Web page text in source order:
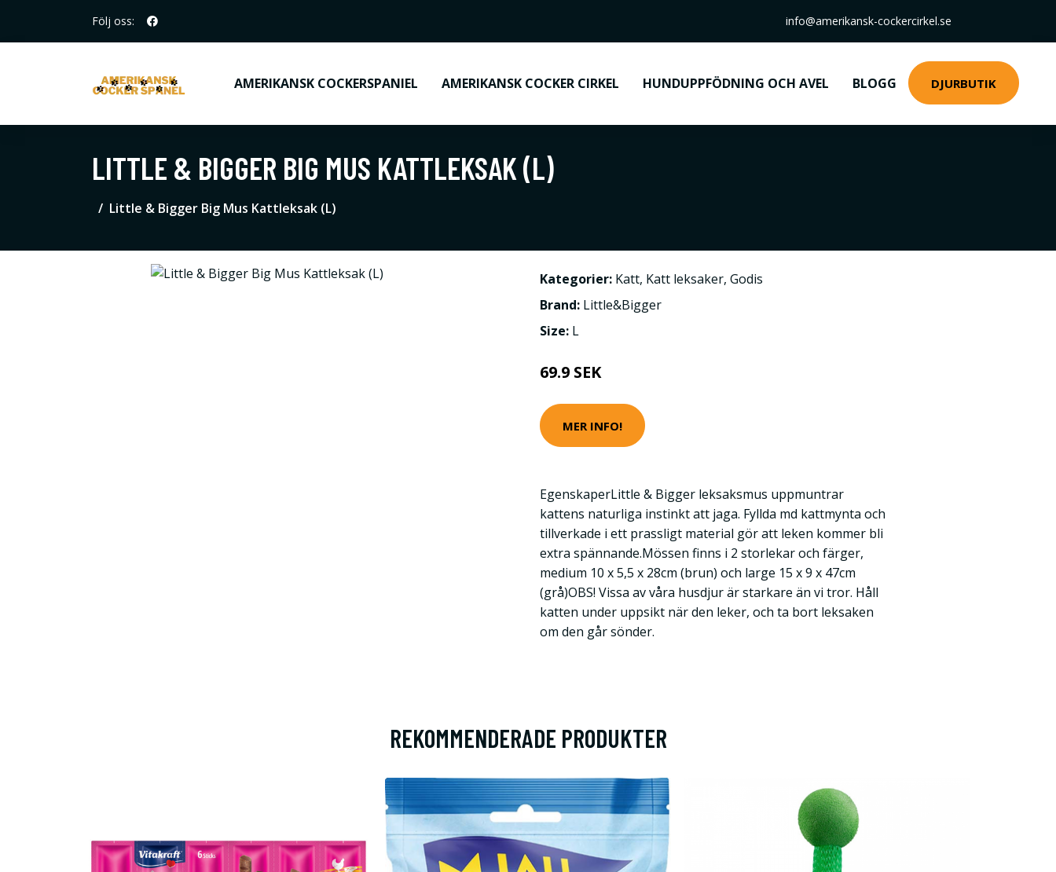
Följ oss: info@amerikansk-cockercirkel.se
AMERIKANSK COCKERSPANIEL AMERIKANSK COCKER CIRKEL HUNDUPPFÖDNING OCH AVEL BLOGG DJURBUTIK
LITTLE & BIGGER BIG MUS KATTLEKSAK (L)
Little & Bigger Big Mus Kattleksak (L)
Kategorier: Katt, Katt leksaker, Godis
Brand: Little&Bigger
Size: L
69.9 SEK
MER INFO!
EgenskaperLittle & Bigger leksaksmus uppmuntrar
kattens naturliga instinkt att jaga. Fyllda md kattmynta och
tillverkade i ett prassligt material gör att leken kommer bli
extra spännande.Mössen finns i 2 storlekar och färger,
medium 10 x 5,5 x 28cm (brun) och large 15 x 9 x 47cm
(grå)OBS! Vissa av våra husdjur är starkare än vi tror. Håll
katten under uppsikt när den leker, och ta bort leksaken
om den går sönder.
REKOMMENDERADE PRODUKTER